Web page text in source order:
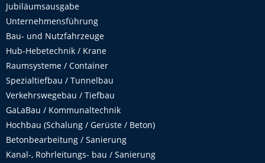
Jubiläumsausgabe
Unternehmensführung
Bau- und Nutzfahrzeuge
Hub-Hebetechnik / Krane
Raumsysteme / Container
Spezialtiefbau / Tunnelbau
Verkehrswegebau / Tiefbau
GaLaBau / Kommunaltechnik
Hochbau (Schalung / Gerüste / Beton)
Betonbearbeitung / Sanierung
Kanal-, Rohrleitungs- bau / Sanierung